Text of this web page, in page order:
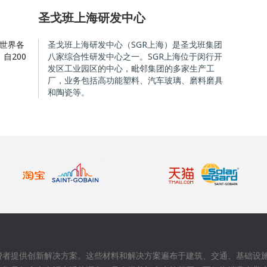
界各
自200
圣戈班上海研发中心
圣戈班上海研发中心（SGR上海）是圣戈班集团
八家综合性研发中心之一。SGR上海位于闵行开
发区工业园区的中心，毗邻集团的多家生产工
厂，业务包括高功能塑料、汽车玻璃、磨料磨具
和陶瓷等。
提供创新解决方案。这些材料和解决方案遍布于建筑、交通、基础设